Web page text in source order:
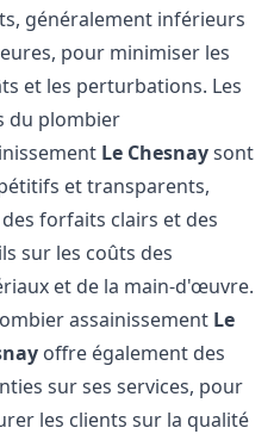
généralement inférieurs
pour minimiser les
et les perturbations. Les
du plombier
Le Chesnaysont
et transparents,
des forfaits clairs et des
sur les coûts des
et de la main-d'œuvre.
assainissement Le
offre également des
sur ses services, pour
les clients sur la qualité